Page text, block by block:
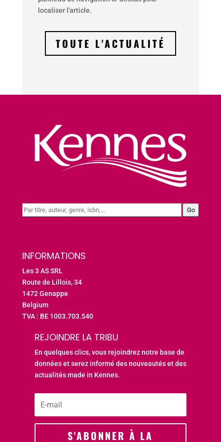
localiser l'article.
TOUTE L'ACTUALITÉ
Go
INFORMATIONS
Les 3 AS SRL
Route de Lillois, 34
1472 Genappe
Belgium
TVA : BE 1003.703.540
REJOINDRE LA TRIBU
En quelques clics, vous rejoindrez notre base de
données et serez informé des nouveautés et des
actualités made in Kennes.
S'ABONNER À LA